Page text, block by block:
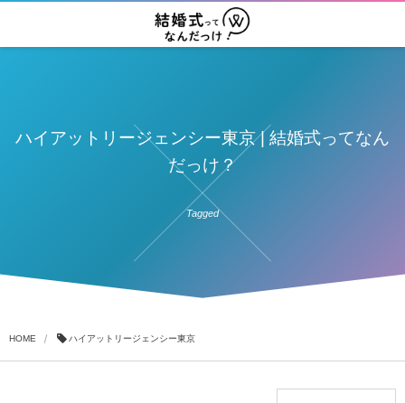
ハイアットリージェンシー東京 | 結婚式ってなん
だっけ？
Tagged
HOME ハイアットリージェンシー東京